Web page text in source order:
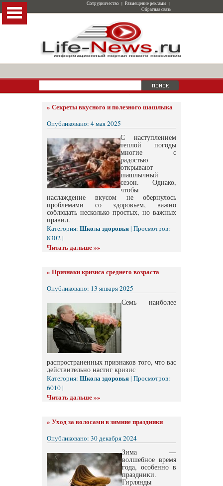
Сотрудничество | Размещение рекламы |
Обратная связь
» Секреты вкусного и полезного шашлыка
Опубликовано: 4 мая 2025
С наступлением
теплой погоды
многие с
радостью
открывают
шашлычный
сезон. Однако,
чтобы
наслаждение вкусом не обернулось
проблемами со здоровьем, важно
соблюдать несколько простых, но важных
правил.
Категория: Школа здоровья| Просмотров:
8302 |
Читать дальше »»
» Признаки кризиса среднего возраста
Опубликовано: 13 января 2025
Семь наиболее
распространенных признаков того, что вас
действительно настиг кризис
Категория: Школа здоровья| Просмотров:
6010 |
Читать дальше »»
» Уход за волосами в зимние праздники
Опубликовано: 30 декабря 2024
Зима —
волшебное время
года, особенно в
праздники.
Гирлянды